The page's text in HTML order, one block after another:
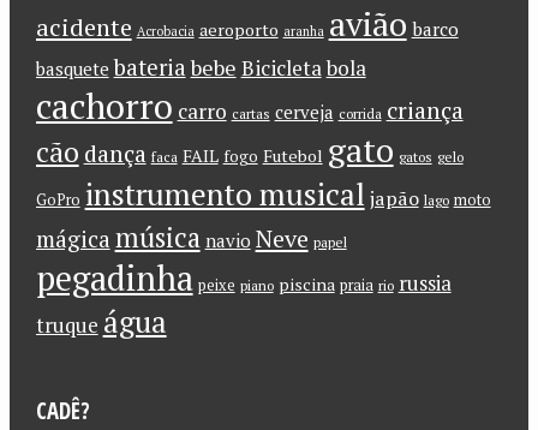
acidente Acrobacia aeroporto aranha avião barco
basquete bateriabebe Bicicletabola
cachorro carro cartas cerveja corrida criança
cão dança faca FAIL fogo Futebol gato gatos gelo
GoPro instrumento musical japão lago moto
mágica música navio Neve papel
pegadinha peixe piano piscina praia rio russia
truque água
CADÊ?